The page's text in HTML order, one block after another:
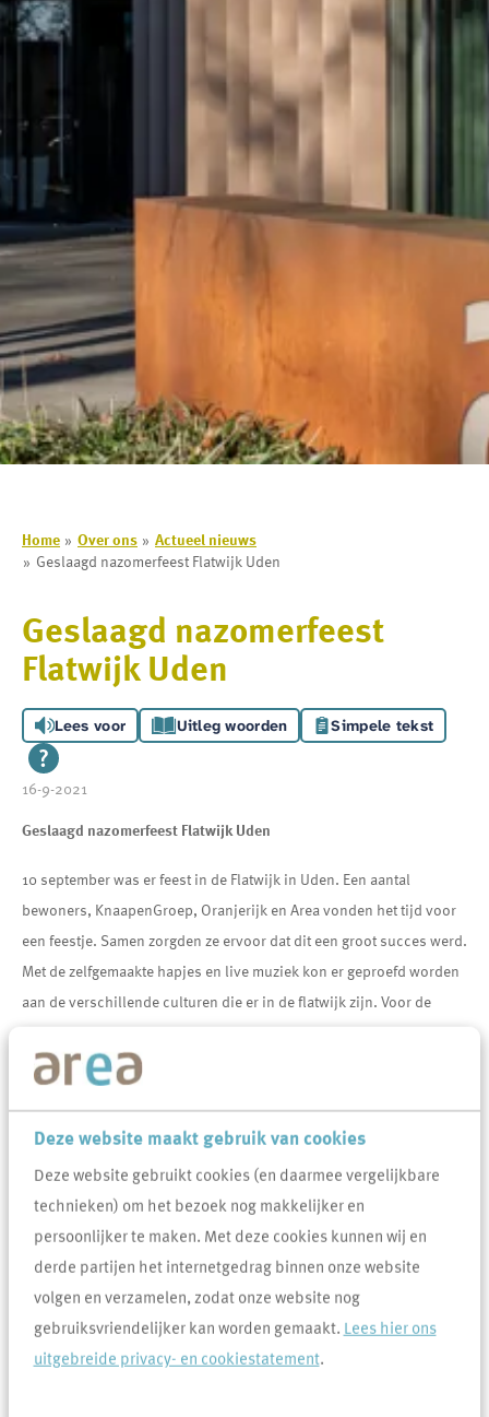
Deze website maakt gebruik van cookies
Deze website gebruikt cookies (en daarmee vergelijkbare
technieken) om het bezoek nog makkelijker en
persoonlijker te maken. Met deze cookies kunnen wij en
derde partijen het internetgedrag binnen onze website
volgen en verzamelen, zodat onze website nog
gebruiksvriendelijker kan worden gemaakt. Lees hier ons
uitgebreide privacy- en cookiestatement.
Home Over ons
Actueel nieuws
Geslaagd nazomerfeest Flatwijk Uden
Geslaagd nazomerfeest
Flatwijk Uden
Lees voor Uitleg woorden Simpele tekst
16-9-2021
Geslaagd nazomerfeest Flatwijk Uden
10 september was er feest in de Flatwijk in Uden. Een aantal
bewoners, KnaapenGroep, Oranjerijk en Area vonden het tijd voor
een feestje. Samen zorgden ze ervoor dat dit een groot succes werd.
Met de zelfgemaakte hapjes en live muziek kon er geproefd worden
aan de verschillende culturen die er in de flatwijk zijn. Voor de
Tijd voor ontspanning
Eind vorig jaar is
gestart met het
vervangen van het
toilet en de badkamer
in alle appartementen
van de negen flats. De
verwachting is dat in
december alles gereed